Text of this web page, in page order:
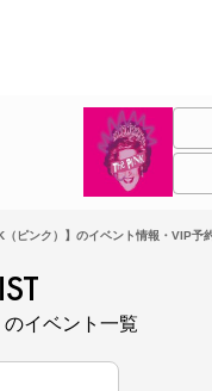
ピンク）】のイベント情報・VIP予
イベント一覧